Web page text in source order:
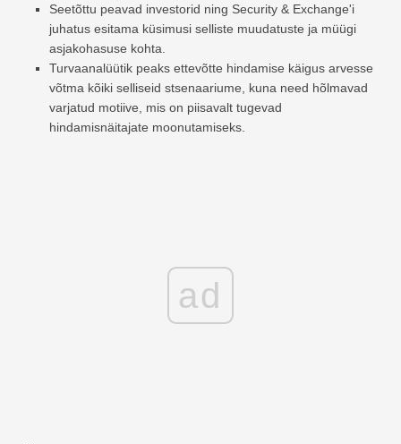
Seetõttu peavad investorid ning Security & Exchange'i
juhatus esitama küsimusi selliste muudatuste ja müügi
asjakohasuse kohta.
Turvaanalüütik peaks ettevõtte hindamise käigus arvesse
võtma kõiki selliseid stsenaariume, kuna need hõlmavad
varjatud motiive, mis on piisavalt tugevad
hindamisnäitajate moonutamiseks.
ad